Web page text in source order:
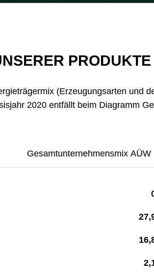
PRODUKTE
(Erzeugungsarten und
2020 entfällt beim Diagramm
Gesamtunternehmensmix AÜW